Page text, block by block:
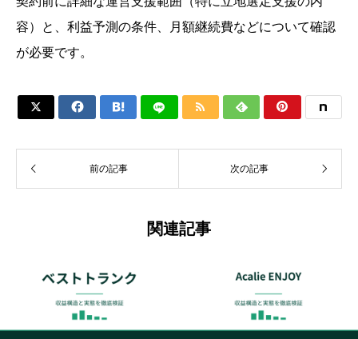
容）と、利益予測の条件、月額継続費などについて確認
が必要です。
     
前の記事 次の記事
関連記事